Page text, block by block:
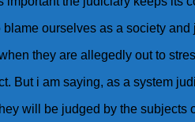
ourselves as a society
they are allegedly out to
But i am saying, as a system
will be judged by the